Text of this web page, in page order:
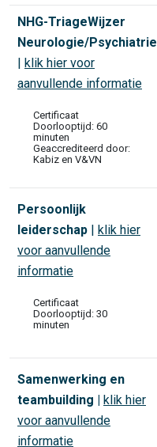
NHG-TriageWijzer
Neurologie/Psychiatrie
klik hier voor
aanvullende informatie
Certificaat
Doorlooptijd: 60
minuten
Geaccrediteerd door:
Kabiz en V&VN
Persoonlijk
leiderschap
klik hier
voor aanvullende
informatie
Certificaat
Doorlooptijd: 30
minuten
Samenwerking en
teambuilding |
klik hier
voor aanvullende
informatie